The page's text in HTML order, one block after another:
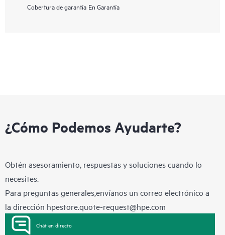
Cobertura de garantía En Garantía
¿Cómo Podemos Ayudarte?
Obtén asesoramiento, respuestas y soluciones cuando lo
necesites.
Para preguntas generales,envíanos un correo electrónico a
la dirección hpestore.quote-request@hpe.com
Chat en directo